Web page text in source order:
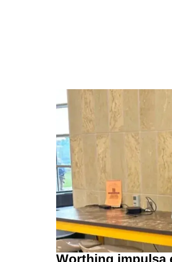
Worthing impulsa